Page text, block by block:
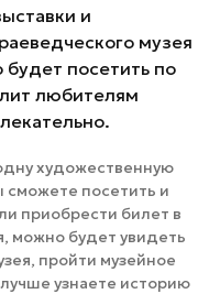
и
музея
посетить по
любителям
художественную
сможете посетить и
приобрести билет в
можно будет увидеть
пройти музейное
узнаете историю